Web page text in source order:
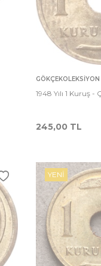
Sepete
Ekle
GÖKÇEKOLEKSIYON
1948 Yılı 1 Kuruş -
245,00 TL
YENI